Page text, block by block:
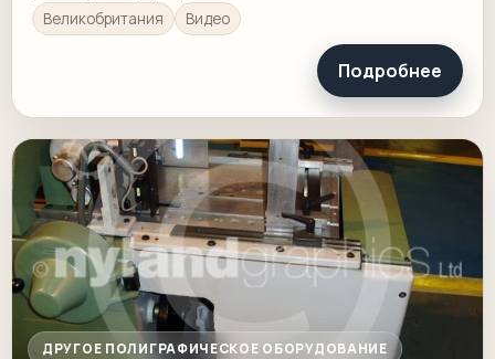
Великобритания Видео
Подробнее
ДРУГОЕ ПОЛИГРАФИЧЕСКОЕ ОБОРУДОВАНИЕ